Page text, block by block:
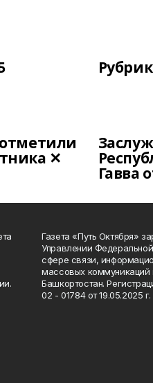
✕
Гавва
Газета «Путь Октября»
Управлении
сфере связи,
массовых коммуникаций
Башкортостан.
02 - 01784 от 19.05.2025 г.